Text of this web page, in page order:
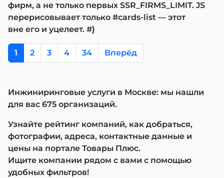
фирм, а не только первых SSR_FIRMS_LIMIT. JS
перерисовывает только #cards-list — этот
вне его и уцелеет. #}
1 2 3 4 34 Вперёд
Инжиниринговые услуги в Москве: мы нашли
для вас 675 организаций.
Узнайте рейтинг компаний, как добраться,
фотографии, адреса, контактные данные и
цены на портале Товары Плюс.
Ищите компании рядом с вами с помощью
удобных фильтров!